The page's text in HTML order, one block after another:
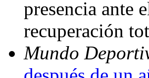
presencia ante
recuperación
Mundo